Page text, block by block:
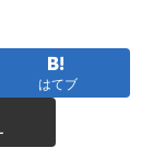
中国ネット「中
いけど下手で
14万円前後だ
はてブ